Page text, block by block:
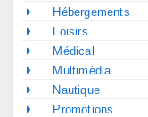
Hébergements
Loisirs
Médical
Multimédia
Nautique
Promotions